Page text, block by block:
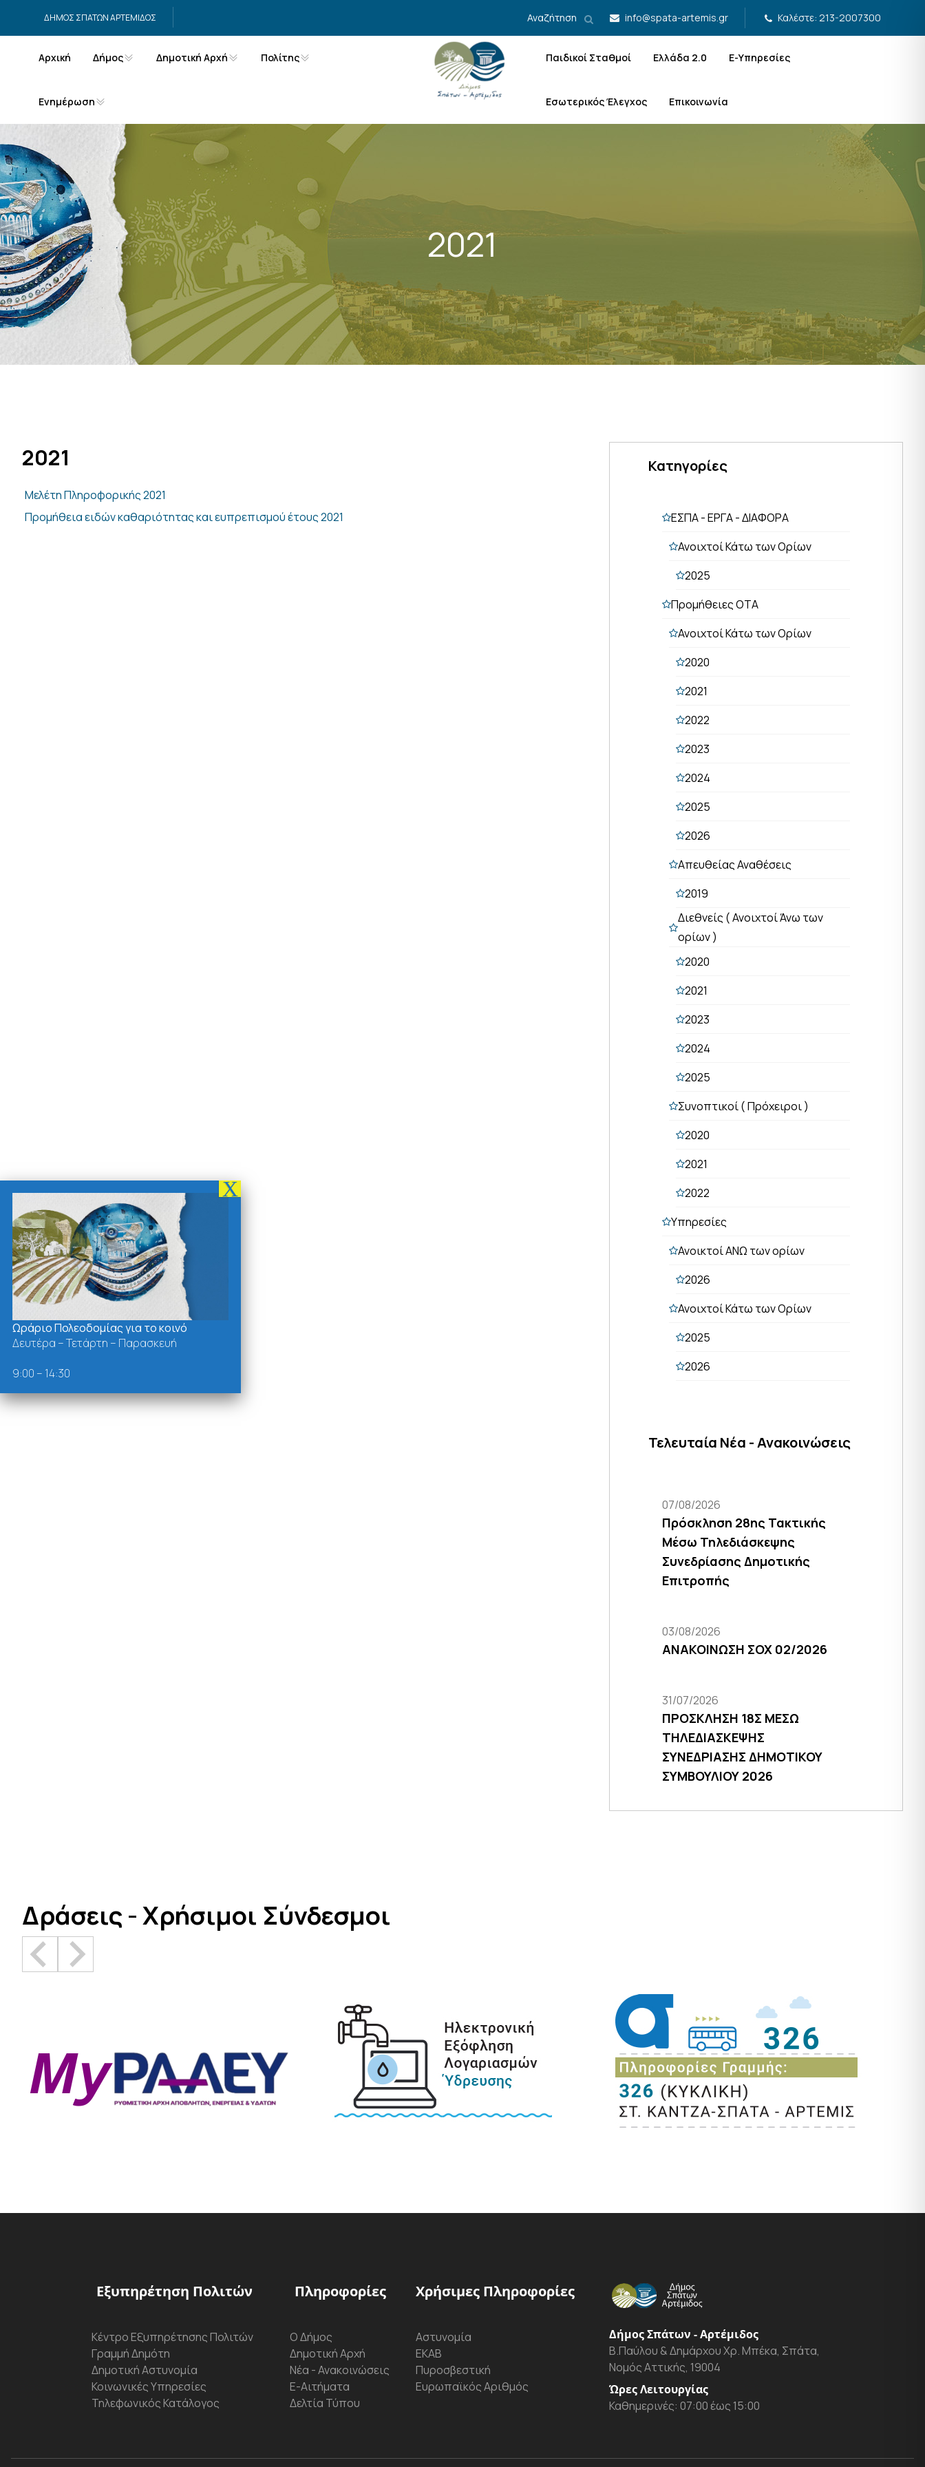
ΔΗΜΟΣ ΣΠΑΤΩΝ ΑΡΤΕΜΙΔΟΣ Αναζήτηση info@spata-artemis.gr Καλέστε: 213-2007300
Αρχική Δήμος Δημοτική Αρχή Πολίτης
Ενημέρωση
Παιδικοί Σταθμοί Ελλάδα 2.0 Ε-Υπηρεσίες
Εσωτερικός Έλεγχος Επικοινωνία
2021
2021
Μελέτη Πληροφορικής 2021
Προμήθεια ειδών καθαριότητας και ευπρεπισμού έτους 2021
Κατηγορίες
ΕΣΠΑ - ΕΡΓΑ - ΔΙΑΦΟΡΑ
Ανοιχτοί Κάτω των Ορίων
2025
Προμήθειες ΟΤΑ
Ανοιχτοί Κάτω των Ορίων
2020
2021
2022
2023
2024
2025
2026
Απευθείας Αναθέσεις
2019
Διεθνείς ( Ανοιχτοί Άνω των
ορίων )
2020
2021
2023
2024
2025
Συνοπτικοί ( Πρόχειροι )
2020
2021
2022
Υπηρεσίες
Ανοικτοί ΑΝΩ των ορίων
2026
Ανοιχτοί Κάτω των Ορίων
2025
2026
Τελευταία Νέα - Ανακοινώσεις
07/08/2026
Πρόσκληση 28ης Τακτικής
Μέσω Τηλεδιάσκεψης
Συνεδρίασης Δημοτικής
Επιτροπής
03/08/2026
ΑΝΑΚΟΙΝΩΣΗ ΣΟΧ 02/2026
31/07/2026
ΠΡΟΣΚΛΗΣΗ 18Σ ΜΕΣΩ
ΤΗΛΕΔΙΑΣΚΕΨΗΣ
ΣΥΝΕΔΡΙΑΣΗΣ ΔΗΜΟΤΙΚΟΥ
ΣΥΜΒΟΥΛΙΟΥ 2026
Δράσεις - Χρήσιμοι Σύνδεσμοι
Εξυπηρέτηση Πολιτών
Κέντρο Εξυπηρέτησης Πολιτών
Γραμμή Δημότη
Δημοτική Αστυνομία
Κοινωνικές Υπηρεσίες
Τηλεφωνικός Κατάλογος
Πληροφορίες
Ο Δήμος
Δημοτική Αρχή
Νέα - Ανακοινώσεις
Ε-Αιτήματα
Δελτία Τύπου
Χρήσιμες Πληροφορίες
Αστυνομία
ΕΚΑΒ
Πυροσβεστική
Ευρωπαϊκός Αριθμός
Δήμος Σπάτων - Αρτέμιδος
Β.Παύλου & Δημάρχου Χρ. Μπέκα, Σπάτα,
Νομός Αττικής, 19004
Ώρες Λειτουργίας
Καθημερινές: 07:00 έως 15:00
Ωράριο Πολεοδομίας για το κοινό
Δευτέρα – Τετάρτη – Παρασκευή
9:00 – 14:30